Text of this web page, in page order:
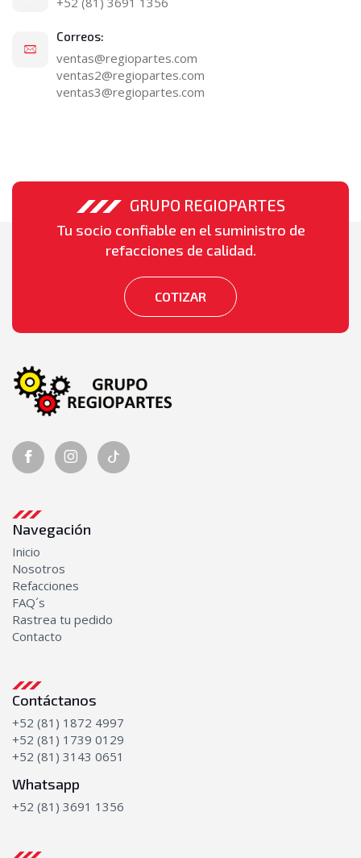
Correos:
ventas@regiopartes.com
ventas2@regiopartes.com
ventas3@regiopartes.com
GRUPO REGIOPARTES
Tu socio confiable en el suministro de
refacciones de calidad.
COTIZAR
Navegación
Inicio
Nosotros
Refacciones
FAQ´s
Rastrea tu pedido
Contacto
Contáctanos
+52 (81) 1872 4997
+52 (81) 1739 0129
+52 (81) 3143 0651
Whatsapp
+52 (81) 3691 1356